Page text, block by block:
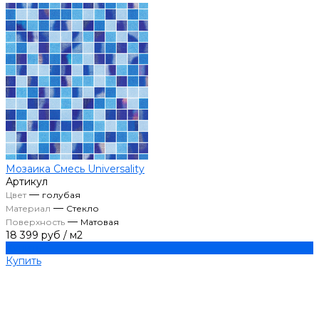
Мозаика Смесь Universality
Артикул
Цвет— голубая
Материал — Стекло
Поверхность — Матовая
18 399 руб / м2
Купить